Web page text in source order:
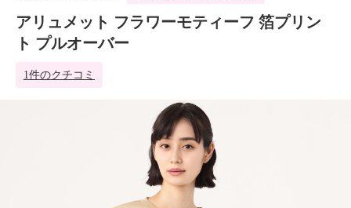
アリュメット フラワーモティーフ 箔プリン
ト プルオーバー
1件のクチコミ